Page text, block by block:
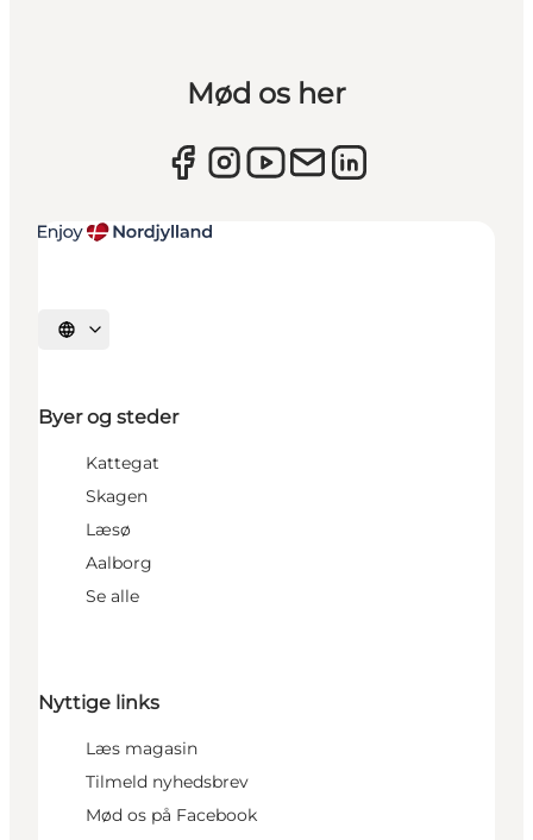
Mød os her
Vælg sprog
Byer og steder
Kattegat
Skagen
Læsø
Aalborg
Se alle
Nyttige links
Læs magasin
Tilmeld nyhedsbrev
Mød os på Facebook